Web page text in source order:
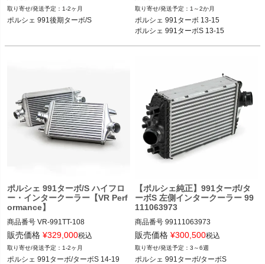
2T14"wgt001100006-KIT.991.2.WT"
ポルシェ 991後期ターボ/S 16-19
1-2ヶ月
ポルシェ 991後期ターボ/S
12FAB"FS.POR.991T.ICS"
ポルシェ 991ターボ 13-15
ポルシェ 991ターボS 13-15
1～2か月
ポルシェ 991ターボ 13-15
ポルシェ 991ターボS 13-15
ポルシェ 991ターボ/S ハイフロ
ー・インタークーラー【VR Perf
ormance】
商品番号 VR-991TT-108
VR-991TT-108
ポルシェ 991ターボ/ターボS 14-19
販売価格 ¥329,000税込
1-2ヶ月
ポルシェ 991ターボ/ターボS 14-19
【ポルシェ純正】991ターボ/タ
ーボS 左側インタークーラー 99
111063973
商品番号 99111063973
販売価格 ¥300,500税込
3～6週